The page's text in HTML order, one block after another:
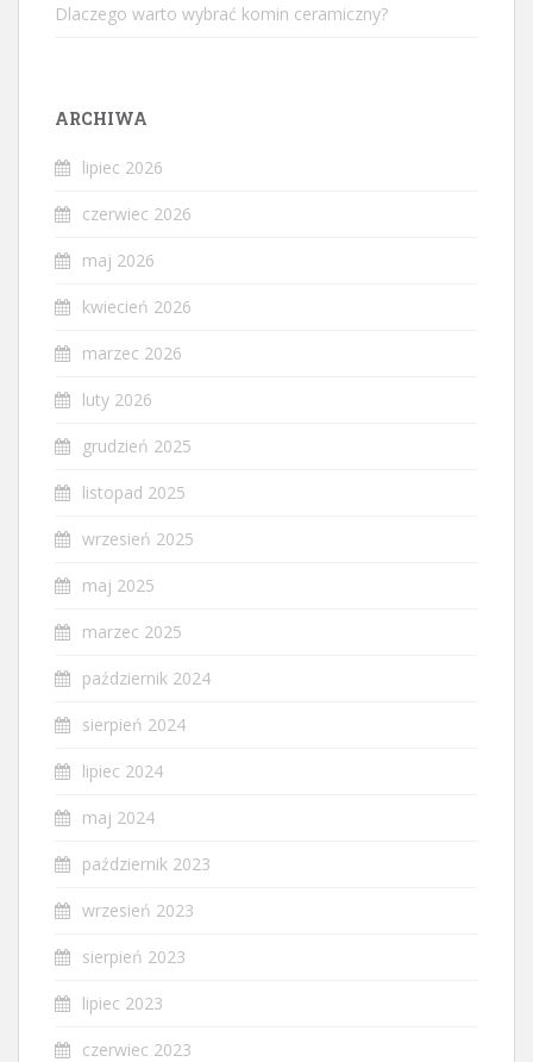
Dlaczego warto wybrać komin ceramiczny?
ARCHIWA
lipiec 2026
czerwiec 2026
maj 2026
kwiecień 2026
marzec 2026
luty 2026
grudzień 2025
listopad 2025
wrzesień 2025
maj 2025
marzec 2025
październik 2024
sierpień 2024
lipiec 2024
maj 2024
październik 2023
wrzesień 2023
sierpień 2023
lipiec 2023
czerwiec 2023